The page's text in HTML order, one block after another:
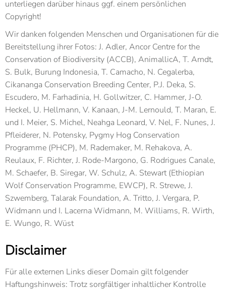
unterliegen darüber hinaus ggf. einem persönlichen
Copyright!
Wir danken folgenden Menschen und Organisationen für die
Bereitstellung ihrer Fotos: J. Adler, Ancor Centre for the
Conservation of Biodiversity (ACCB), AnimallicA, T. Arndt,
S. Bulk, Burung Indonesia, T. Camacho, N. Cegalerba,
Cikananga Conservation Breeding Center, P.J. Deka, S.
Escudero, M. Farhadinia, H. Gollwitzer, C. Hammer, J-O.
Heckel, U. Hellmann, V. Kanaan, J-M. Lernould, T. Maran, E.
und I. Meier, S. Michel, Neahga Leonard, V. Nel, F. Nunes, J.
Pfleiderer, N. Potensky, Pygmy Hog Conservation
Programme (PHCP), M. Rademaker, M. Rehakova, A.
Reulaux, F. Richter, J. Rode-Margono, G. Rodrigues Canale,
M. Schaefer, B. Siregar, W. Schulz, A. Stewart (Ethiopian
Wolf Conservation Programme, EWCP), R. Strewe, J.
Szwemberg, Talarak Foundation, A. Tritto, J. Vergara, P.
Widmann und I. Lacerna Widmann, M. Williams, R. Wirth,
E. Wungo, R. Wüst
Disclaimer
Für alle externen Links dieser Domain gilt folgender
Haftungshinweis: Trotz sorgfältiger inhaltlicher Kontrolle